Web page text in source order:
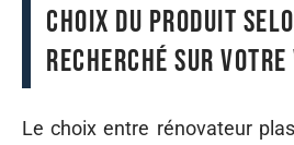
Choix du produit
recherché sur
Le choix entre rénovateur